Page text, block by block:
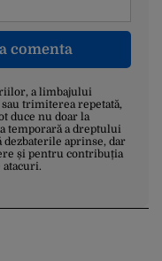
comenta
a limbajului
trimiterea repetată,
duce nu doar la
temporară a dreptului
dezbaterile aprinse, dar
și pentru contribuția
atacuri.